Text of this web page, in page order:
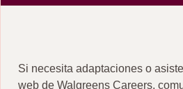
Si necesita adaptaciones o
web de Walgreens Careers,